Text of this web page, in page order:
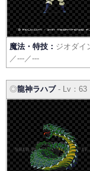
魔法・特技： ジオダイ
／---／---
◎龍神ラハブ- Lv：63